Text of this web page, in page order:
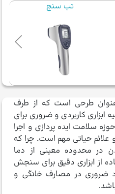
فشارسنج
طرحی است که از طرف
کاربردی و ضروری برای
سلامت ایده پردازی و اجرا
حیاتی مهم است. چرا که
در محدوده معینی از دما
از ابزاری دقیق برای سنجش
ضروری در مصارف خانگی و